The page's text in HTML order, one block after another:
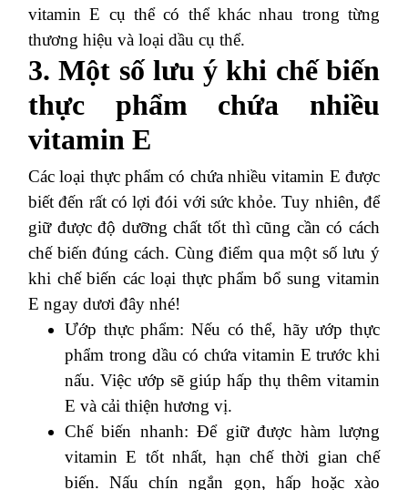
vitamin E cụ thể có thể khác nhau trong từng
thương hiệu và loại dầu cụ thể.
3. Một số lưu ý khi chế biến
thực phẩm chứa nhiều
vitamin E
Các loại thực phẩm có chứa nhiều vitamin E được
biết đến rất có lợi đói với sức khỏe. Tuy nhiên, để
giữ được độ dưỡng chất tốt thì cũng cần có cách
chế biến đúng cách. Cùng điểm qua một số lưu ý
khi chế biến các loại thực phẩm bổ sung vitamin
E ngay dươi đây nhé!
Ướp thực phẩm: Nếu có thể, hãy ướp thực
phẩm trong dầu có chứa vitamin E trước khi
nấu. Việc ướp sẽ giúp hấp thụ thêm vitamin
E và cải thiện hương vị.
Chế biến nhanh: Để giữ được hàm lượng
vitamin E tốt nhất, hạn chế thời gian chế
biến. Nấu chín ngắn gọn, hấp hoặc xào